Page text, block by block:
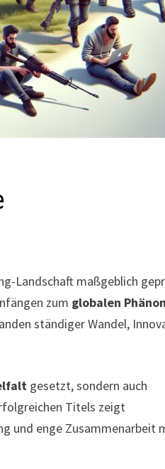
Landschaft maßgeblich
zum globalen
ständiger Wandel,
gesetzt, sondern auch
Titels zeigt
und enge Zusammenarbeit